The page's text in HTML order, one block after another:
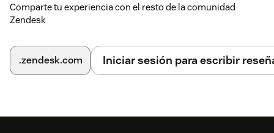
Comparte tu experiencia con el resto de la comunidad
Zendesk
.zendesk.com Iniciar sesión para escribir